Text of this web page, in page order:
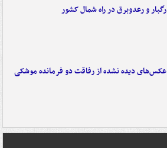
رگبار و رعدوبرق در راه شمال کشور
عکس‌های دیده نشده از رفاقت دو فرمانده‌ موشکی